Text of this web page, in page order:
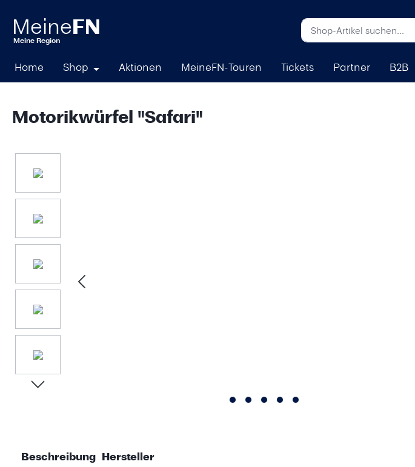
Home Shop Aktionen MeineFN-Touren Tickets Partner B2B
Motorikwürfel "Safari"
Beschreibung Hersteller